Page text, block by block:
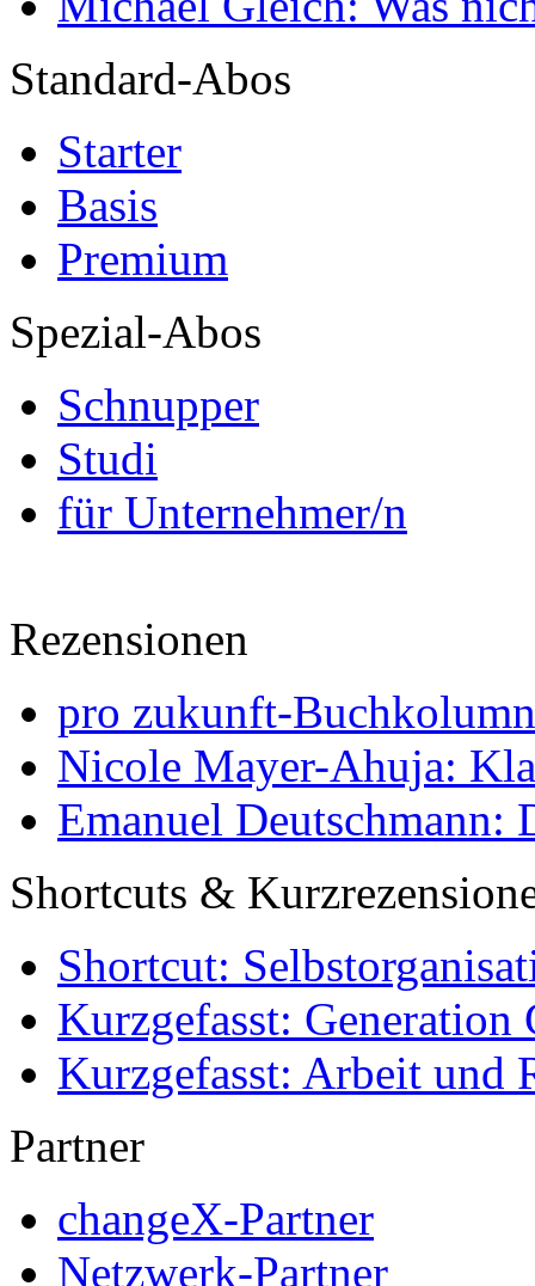
Standard-Abos
Starter
Basis
Premium
Spezial-Abos
Schnupper
Studi
für Unternehmer/n
Rezensionen
pro zukunft-
Nicole Mayer-Ahuja:
Emanuel Deutschmann:
Shortcuts &
Shortcut:
Kurzgefasst: Generation
Kurzgefasst: Arbeit und
Partner
changeX-Partner
Netzwerk-Partner